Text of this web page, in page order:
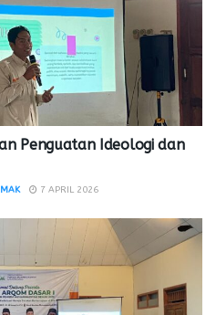
Penguatan Ideologi dan
7 APRIL 2026